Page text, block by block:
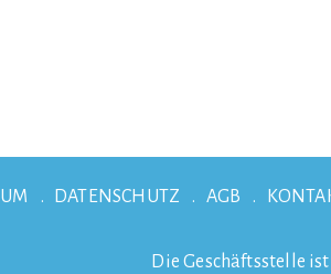
DATENSCHUTZ AGB
Die Geschäftsstelle